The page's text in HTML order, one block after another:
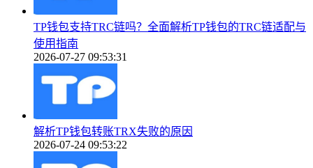
TP钱包支持TRC链吗？全面解析TP钱包的TRC链适配与
使用指南
2026-07-27 09:53:31
解析TP钱包转账TRX失败的原因
2026-07-24 09:53:22